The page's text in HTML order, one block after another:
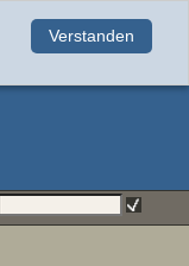
Verstanden